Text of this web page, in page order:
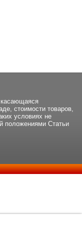
стоимости товаров,
условиях не
положениями Статьи